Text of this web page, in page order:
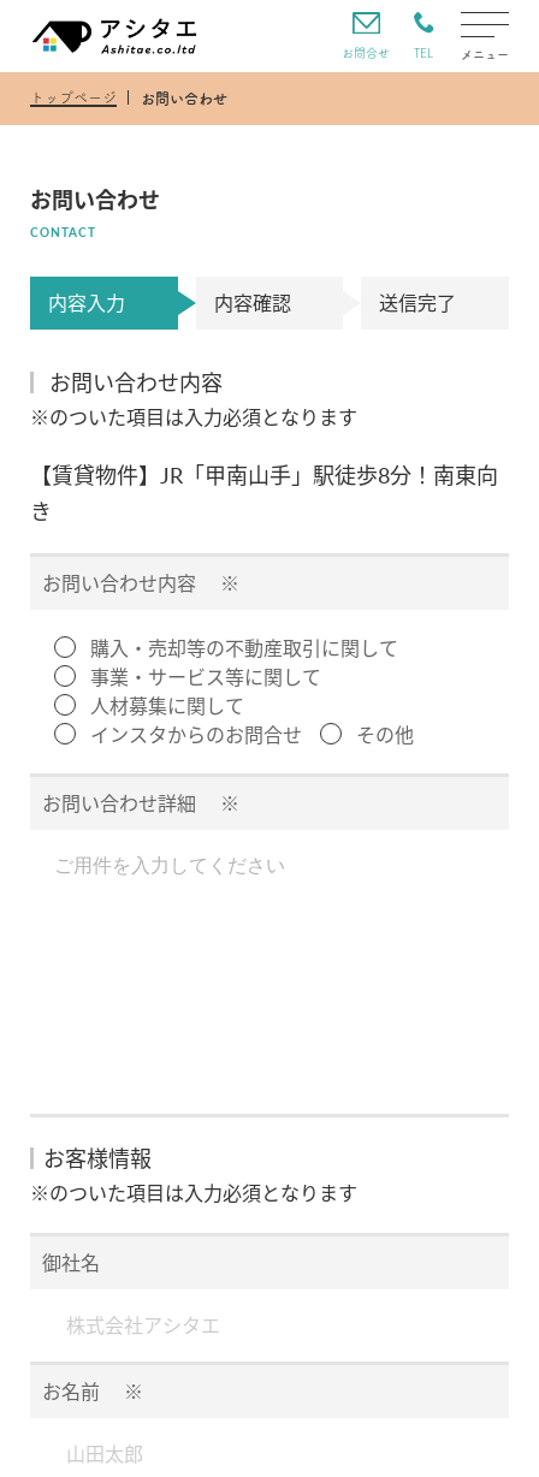
お問合せ TEL メニュー
トップページ お問い合わせ
お問い合わせ
CONTACT
内容入力 内容確認 送信完了
お問い合わせ内容
※のついた項目は入力必須となります
【賃貸物件】JR「甲南山手」駅徒歩8分！南東向
き
お問い合わせ内容 ※
購入・売却等の不動産取引に関して
事業・サービス等に関して
人材募集に関して
インスタからのお問合せ
その他
お問い合わせ詳細 ※
お客様情報
※のついた項目は入力必須となります
御社名
お名前 ※